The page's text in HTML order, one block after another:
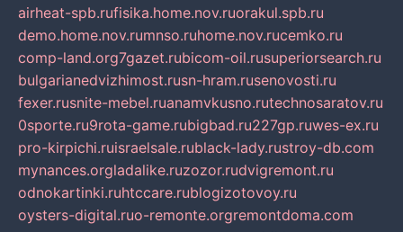
airheat-spb.rufisika.home.nov.ruorakul.spb.ru
demo.home.nov.rumnso.ruhome.nov.rucemko.ru
comp-land.org7gazet.rubicom-oil.rusuperiorsearch.ru
bulgarianedvizhimost.rusn-hram.rusenovosti.ru
fexer.rusnite-mebel.ruanamvkusno.rutechnosaratov.ru
0sporte.ru9rota-game.rubigbad.ru227gp.ruwes-ex.ru
pro-kirpichi.ruisraelsale.rublack-lady.rustroy-db.com
mynances.orgladalike.ruzozor.rudvigremont.ru
odnokartinki.ruhtccare.rublogizotovoy.ru
oysters-digital.ruo-remonte.orgremontdoma.com